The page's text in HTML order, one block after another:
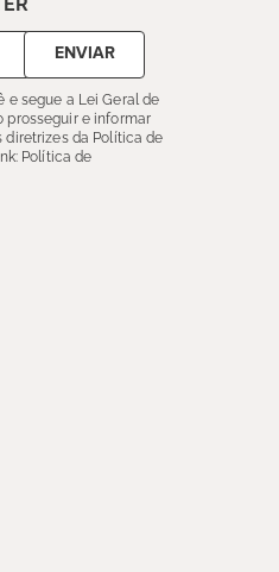
ENVIAR
e segue a Lei Geral de
prosseguir e informar
diretrizes da Política de
Política de